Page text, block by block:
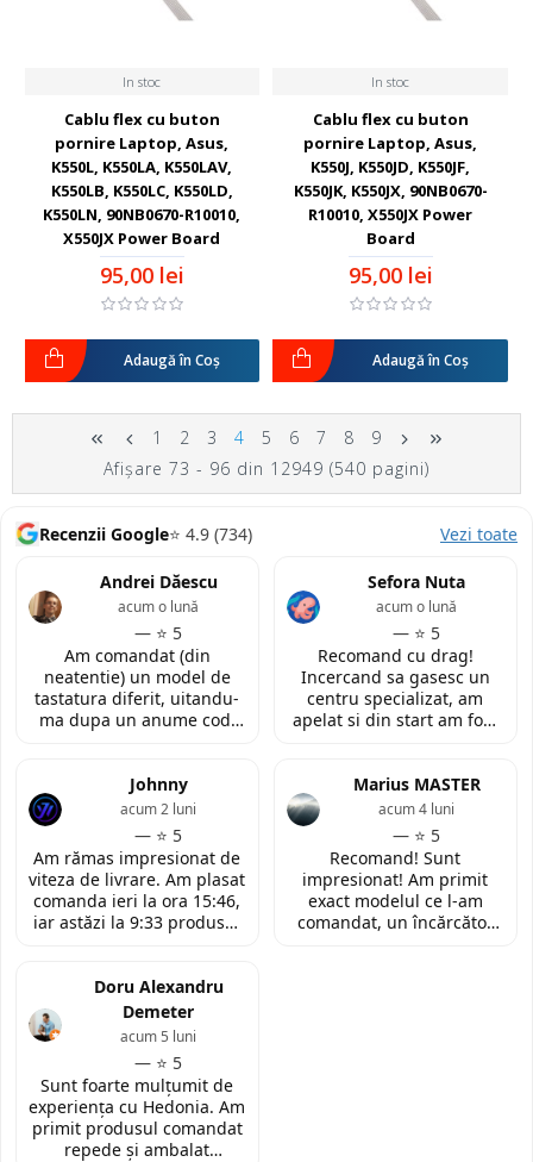
In stoc
Cablu flex cu buton
pornire Laptop, Asus,
K550L, K550LA, K550LAV,
K550LB, K550LC, K550LD,
K550LN, 90NB0670-R10010,
X550JX Power Board
95,00 lei
Adaugă în Coş
In stoc
Cablu flex cu buton
pornire Laptop, Asus,
K550J, K550JD, K550JF,
K550JK, K550JX, 90NB0670-
R10010, X550JX Power
Board
95,00 lei
Adaugă în Coş
1 2 3 4 5 6 7 8
9
Afişare 73 - 96 din 12949 (540 pagini)
Recenzii Google⭐ 4.9 (734) Vezi toate
Andrei Dăescu
— ⭐ 5
acum o lună
Am comandat (din
neatentie) un model de
tastatura diferit, uitandu-
ma dupa un anume cod.
contactat in urma cererii
de retur si mi-au oferit
modelul potrivit de
tastatura pentru repararea
laptopului. Nu am ce
reprosa! Serviciu prompt si
de incredere!
Sefora Nuta
— ⭐ 5
acum o lună
Recomand cu drag!
Incercand sa gasesc un
centru specializat, am
apelat si din start am fost
fata locului, am fost placut
impresionata de
amabilitatea si priceperea
personalului. Multumesc
tare mult pentru ajutorul
oferit!
Johnny
— ⭐ 5
acum 2 luni
Am rămas impresionat de
viteza de livrare. Am plasat
comanda ieri la ora 15:46,
iar astăzi la 9:33 produsul
exact conform descrierii,
ambalată corespunzător și
la un preț foarte
toată încrederea!
Marius MASTER
— ⭐ 5
acum 4 luni
Recomand! Sunt
impresionat! Am primit
exact modelul ce l-am
comandat, un încărcător
Doru Alexandru
Demeter
— ⭐ 5
acum 5 luni
Sunt foarte mulțumit de
experiența cu Hedonia. Am
primit produsul comandat
repede și ambalat